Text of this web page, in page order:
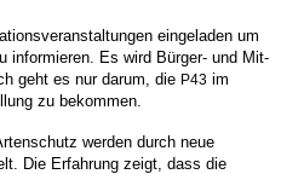
ein­ge­la­den um
infor­mie­ren. Es wird Bür­ger- und Mit­
geht es nur dar­um, die P43 im
zu bekommen.
wer­den durch neue
Die Erfah­rung zeigt, dass die